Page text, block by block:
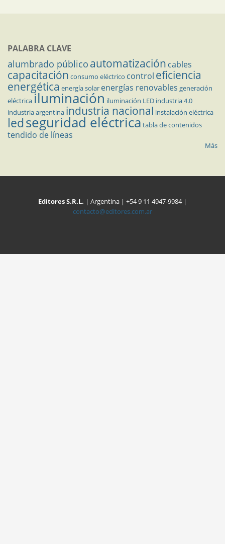
PALABRA CLAVE
alumbrado público automatización cables
capacitación consumo eléctrico control eficiencia
energética energía solar energías renovables generación
eléctricailuminación iluminación LED industria 4.0
industria argentina industria nacional instalación eléctrica
ledseguridad eléctrica tabla de contenidos
tendido de líneas
Más
Editores S.R.L. | Argentina | +54 9 11 4947-9984 |
contacto@editores.com.ar